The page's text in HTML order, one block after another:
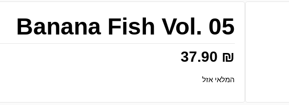
Banana Fish Vol. 05
37.90 ₪
המלאי אזל